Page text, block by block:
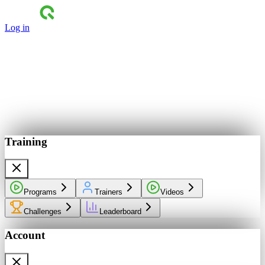
Log in
Training
Programs Trainers Videos
Challenges Leaderboard
Account